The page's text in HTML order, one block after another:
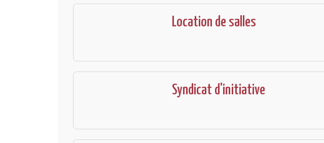
Location de salles
Syndicat d'initiative